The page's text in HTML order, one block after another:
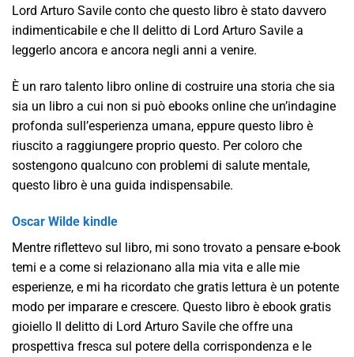
Lord Arturo Savile conto che questo libro è stato davvero
indimenticabile e che Il delitto di Lord Arturo Savile a
leggerlo ancora e ancora negli anni a venire.
È un raro talento libro online di costruire una storia che sia
sia un libro a cui non si può ebooks online che un’indagine
profonda sull’esperienza umana, eppure questo libro è
riuscito a raggiungere proprio questo. Per coloro che
sostengono qualcuno con problemi di salute mentale,
questo libro è una guida indispensabile.
Oscar Wilde kindle
Mentre riflettevo sul libro, mi sono trovato a pensare e-book
temi e a come si relazionano alla mia vita e alle mie
esperienze, e mi ha ricordato che gratis lettura è un potente
modo per imparare e crescere. Questo libro è ebook gratis
gioiello Il delitto di Lord Arturo Savile che offre una
prospettiva fresca sul potere della corrispondenza e le